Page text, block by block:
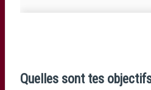
Quelles sont tes